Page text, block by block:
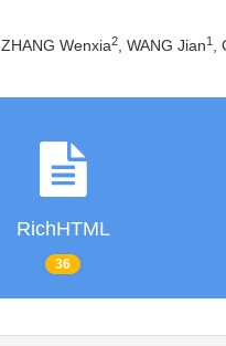
, ZHANG Wenxia2 , WANG Jian1
RichHTML
36